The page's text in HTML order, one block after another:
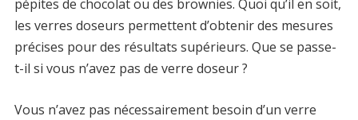
pépites de chocolat ou des brownies. Quoi qu’il en soit,
les verres doseurs permettent d’obtenir des mesures
précises pour des résultats supérieurs. Que se passe-
t-il si vous n’avez pas de verre doseur ?
Vous n’avez pas nécessairement besoin d’un verre